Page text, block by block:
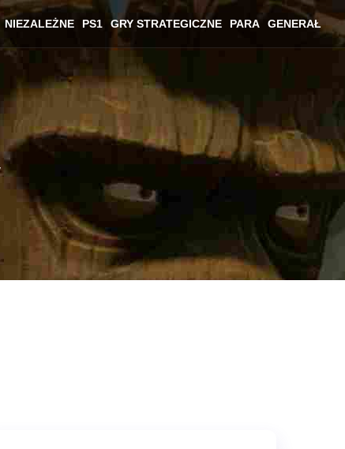
NIEZALEŻNE PS1 GRY STRATEGICZNE PARA GENERAŁ